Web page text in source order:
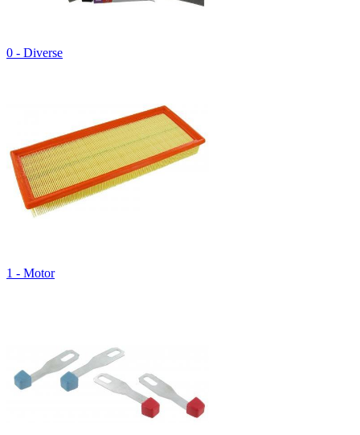
0 - Diverse
1 - Motor